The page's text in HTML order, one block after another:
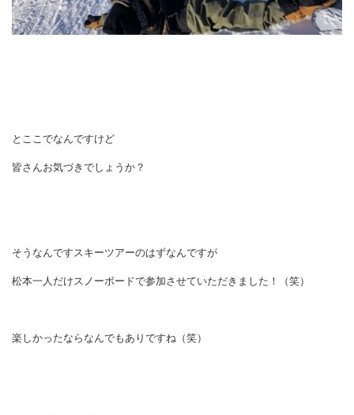
とここでなんですけど
皆さんお気づきでしょうか？
そうなんですスキーツアーのはずなんですが
松本一人だけスノーボードで参加させていただきました！（笑）
楽しかったならなんでもありですね（笑）